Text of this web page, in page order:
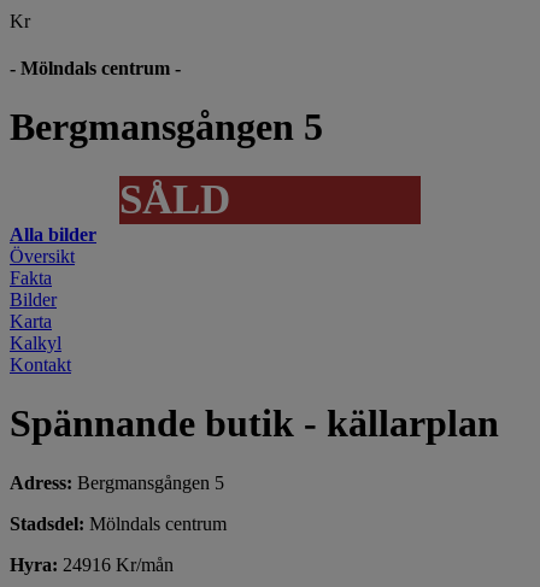
Kr
- Mölndals centrum -
Bergmansgången 5
SÅLD
Alla bilder
Översikt
Fakta
Bilder
Karta
Kalkyl
Kontakt
Spännande butik - källarplan
Adress: Bergmansgången 5
Stadsdel: Mölndals centrum
Hyra: 24916 Kr/mån